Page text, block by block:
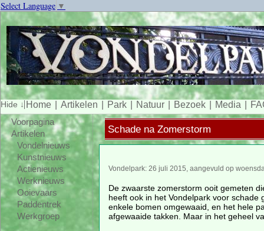
Select Language ▼
Home Artikelen Park Natuur Bezoek Media
Voorpagina
Artikelen
Vondelnieuws
Kunstnieuws
Actienieuws
Werknieuws
Ooievaars
Paddentrek
Werkgroep
Schade na Zomerstorm
Vondelpark: 26 juli 2015, aangevuld op
De zwaarste zomerstorm ooit gemeten
heeft ook in het Vondelpark voor schade
enkele bomen omgewaaid, en het hele
afgewaaide takken. Maar in het geheel